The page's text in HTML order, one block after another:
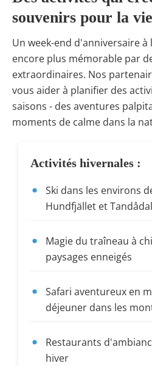
souvenirs pour la vie
Un week-end d'anniversaire
encore plus mémorable par
extraordinaires. Nos
vous aider à planifier des
saisons - des aventures
moments de calme dans la
Activités hivernales :
Ski dans les environs
Hundfjället et
Magie du traîneau à
paysages enneigés
Safari aventureux en
déjeuner dans les
Restaurants
hiver